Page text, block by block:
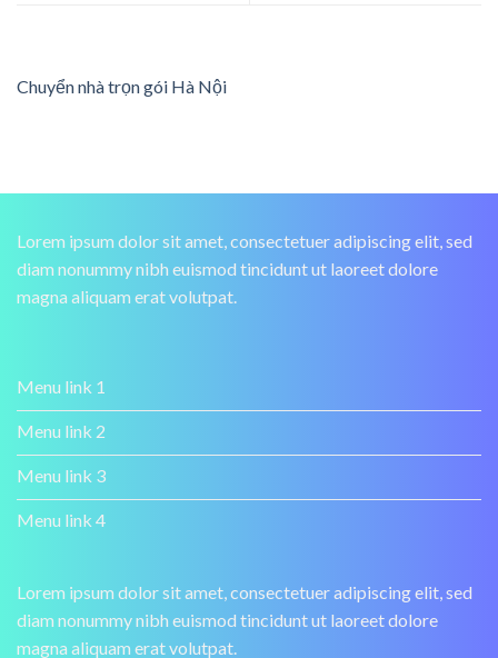
Chuyển nhà trọn gói Hà Nội
Lorem ipsum dolor sit amet, consectetuer adipiscing elit, sed
diam nonummy nibh euismod tincidunt ut laoreet dolore
magna aliquam erat volutpat.
Menu link 1
Menu link 2
Menu link 3
Menu link 4
Lorem ipsum dolor sit amet, consectetuer adipiscing elit, sed
diam nonummy nibh euismod tincidunt ut laoreet dolore
magna aliquam erat volutpat.